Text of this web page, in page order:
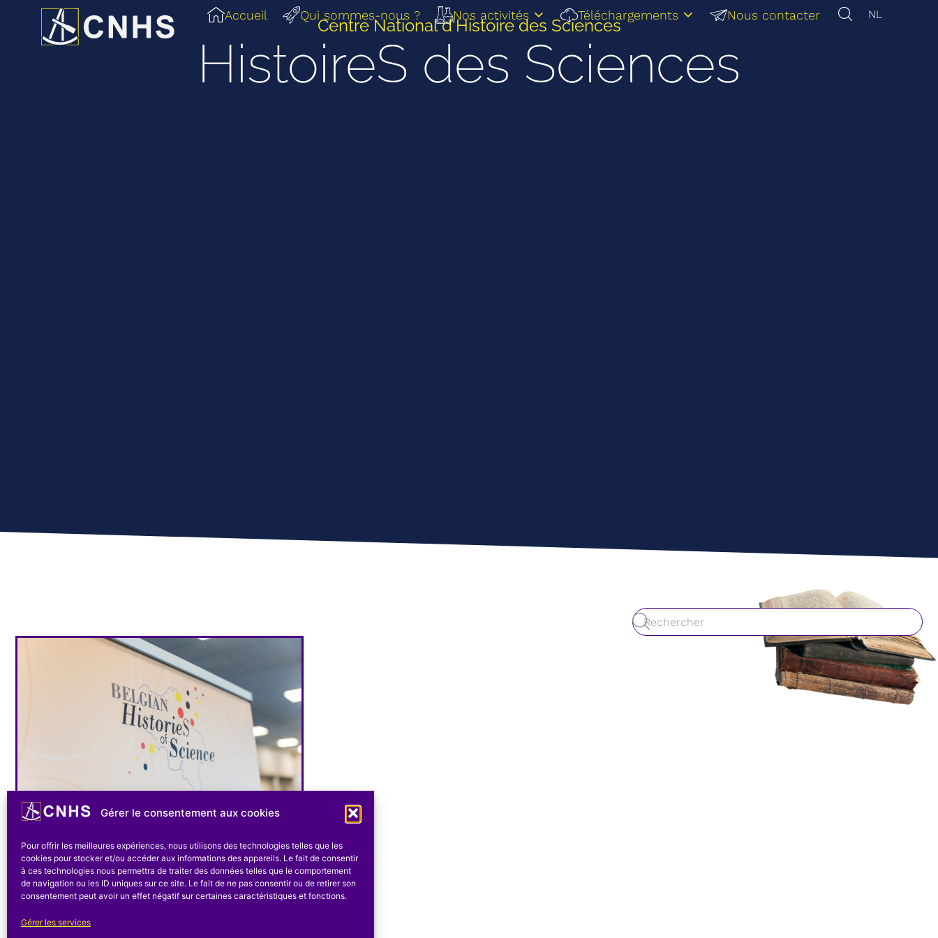
Gérer le consentement aux cookies
Pour offrir les meilleures expériences, nous utilisons des technologies telles que les
cookies pour stocker et/ou accéder aux informations des appareils. Le fait de consentir
à ces technologies nous permettra de traiter des données telles que le comportement
de navigation ou les ID uniques sur ce site. Le fait de ne pas consentir ou de retirer son
consentement peut avoir un effet négatif sur certaines caractéristiques et fonctions.
Gérer les services
Accueil Qui sommes-nous ? Nos activités Téléchargements Nous contacter NL
Centre National d'Histoire des Sciences
HistoireS des Sciences
HistoireS des Sciences en
Belgique
Le Centre National d’Histoire des Sciences (CNHS)
présente son exposition « Histoires des...